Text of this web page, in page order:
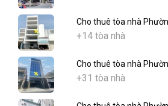
Cho thuê tòa nhà
+14 tòa nhà
Cho thuê tòa nhà
+31 tòa nhà